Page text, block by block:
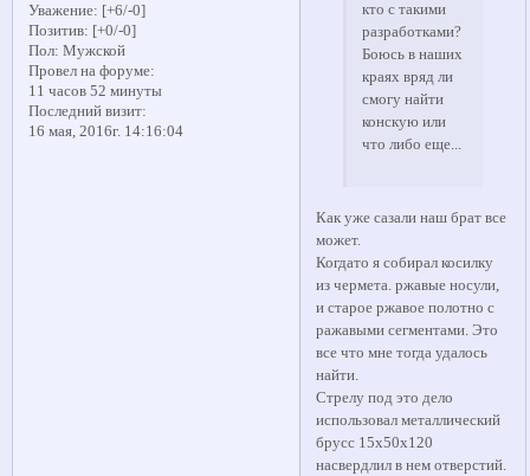
Уважение: [+6/-0]
Позитив: [+0/-0]
Пол: Мужской
Провел на форуме:
11 часов 52 минуты
Последний визит:
16 мая, 2016г. 14:16:04
кто с такими
разработками?
Боюсь в наших
краях вряд ли
смогу найти
конскую или
что либо еще...
Как уже сазали наш брат все
может.
Когдато я собирал косилку
из чермета. ржавые носули,
и старое ржавое полотно с
ражавыми сегментами. Это
все что мне тогда удалось
найти.
Стрелу под это дело
использовал металлический
брусс 15х50х120
насвердлил в нем отверстий.